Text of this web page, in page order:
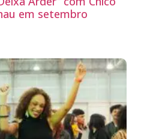
em setembro